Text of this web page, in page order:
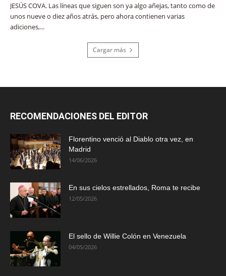
JESÚS COVA. Las líneas que siguen son ya algo añejas, tanto como de
unos nueve o diez años atrás, pero ahora contienen varias
adiciones,...
Cargar más
RECOMENDACIONES DEL EDITOR
Florentino venció al Diablo otra vez, en
Madrid
14/06/2026
En sus cielos estrellados, Roma te recibe
12/05/2026
El sello de Willie Colón en Venezuela
04/05/2026